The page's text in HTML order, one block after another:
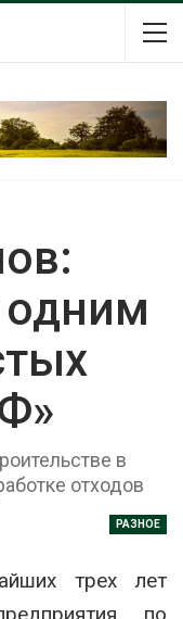
в
отходов
РАЗНОЕ
трех лет
по